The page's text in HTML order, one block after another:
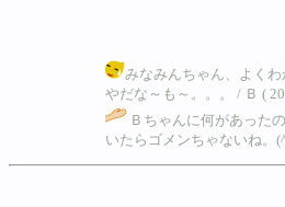
みなみんちゃん、よく
やだな～も～。。。 / Ｂ (
Ｂちゃんに何があった
いたらゴメンちゃないね。